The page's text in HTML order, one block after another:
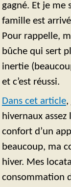
gagné. Et je me
famille est
Pour rappelle,
bûche qui sert
inertie
et c’est réussi.
Dans cet article,
hivernaux
confort d’un
beaucoup, ma
hiver. Mes
consommation